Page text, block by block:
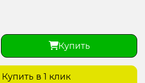
Купить
Купить в 1 клик